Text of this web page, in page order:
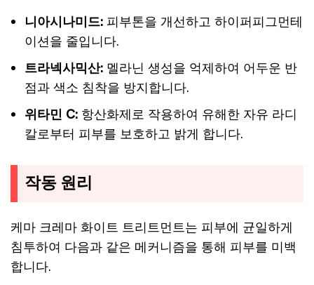
니아시나미드: 피부톤을 개선하고 하이퍼피그먼테
이션을 줄입니다.
트라넥사믹산: 멜라닌 생성을 억제하여 어두운 반
점과 색소 침착을 방지합니다.
위타민 C: 항산화제로 작용하여 유해한 자유 라디
칼로부터 피부를 보호하고 밝게 합니다.
작동 원리
케마 크레마 화이트 트리트먼트는 피부에 균일하게
침투하여 다음과 같은 메커니즘을 통해 피부를 미백
합니다.